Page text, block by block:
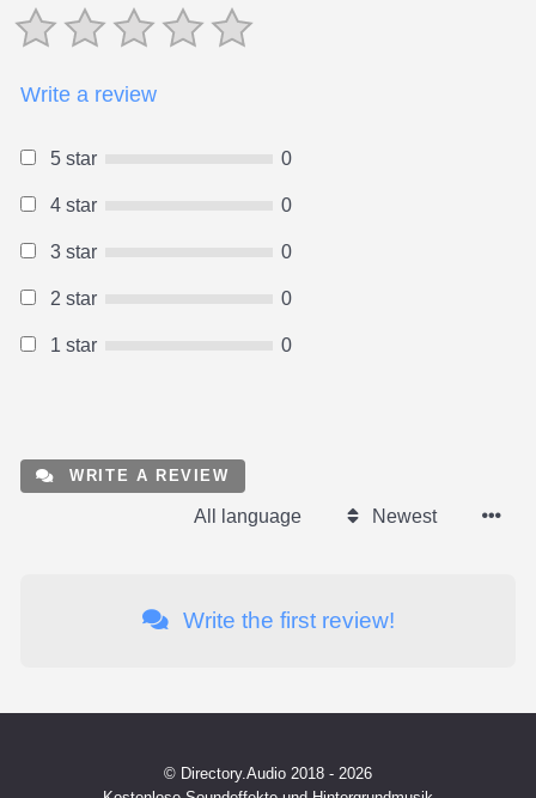
Write a review
5 star 0
4 star 0
3 star 0
2 star 0
1 star 0
WRITE A REVIEW
All language Newest
Write the first review!
© Directory.Audio 2018 - 2026